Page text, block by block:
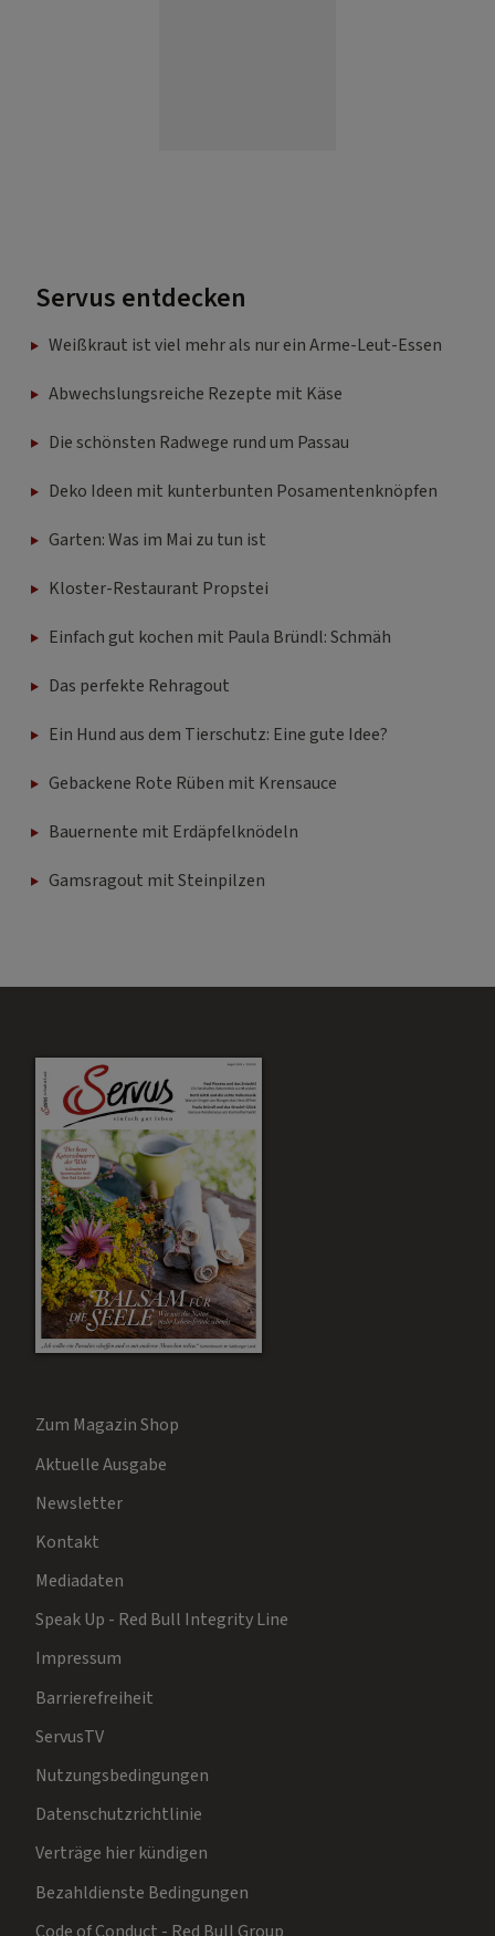
Servus entdecken
Weißkraut ist viel mehr als nur ein Arme-Leut-Essen
Abwechslungsreiche Rezepte mit Käse
Die schönsten Radwege rund um Passau
Deko Ideen mit kunterbunten Posamentenknöpfen
Garten: Was im Mai zu tun ist
Kloster-Restaurant Propstei
Einfach gut kochen mit Paula Bründl: Schmäh
Das perfekte Rehragout
Ein Hund aus dem Tierschutz: Eine gute Idee?
Gebackene Rote Rüben mit Krensauce
Bauernente mit Erdäpfelknödeln
Gamsragout mit Steinpilzen
Zum Magazin Shop
Aktuelle Ausgabe
Newsletter
Kontakt
Mediadaten
Speak Up - Red Bull Integrity Line
Impressum
Barrierefreiheit
ServusTV
Nutzungsbedingungen
Datenschutzrichtlinie
Verträge hier kündigen
Bezahldienste Bedingungen